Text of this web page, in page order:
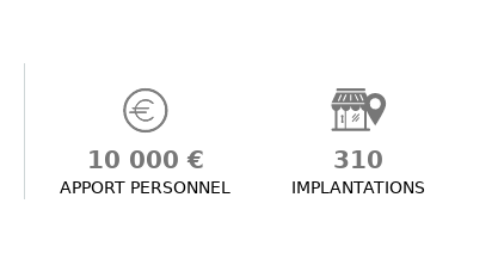
10 000 €
APPORT PERSONNEL
310
IMPLANTATIONS